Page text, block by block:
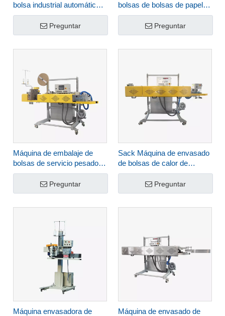
bolsa industrial automática
para PP Film FBH-32D
Preguntar
bolsas de bolsas de papel
interno automáticas de papel
interno de Hualian con
subprocesos FBK-332C
Preguntar
Máquina de embalaje de
bolsas de servicio pesado
industrial para PE Liner Film
FBK-24DC Preguntar
Sack Máquina de envasado
de bolsas de calor de
servicio pesado FBH-42D
Preguntar
Máquina envasadora de
Máquina de envasado de